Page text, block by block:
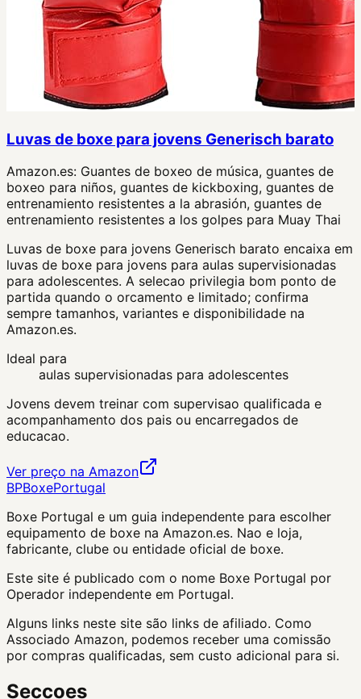
Luvas de boxe para jovens Generisch barato
Amazon.es: Guantes de boxeo de música, guantes de
boxeo para niños, guantes de kickboxing, guantes de
entrenamiento resistentes a la abrasión, guantes de
entrenamiento resistentes a los golpes para Muay Thai
Luvas de boxe para jovens Generisch barato encaixa em
luvas de boxe para jovens para aulas supervisionadas
para adolescentes. A selecao privilegia bom ponto de
partida quando o orcamento e limitado; confirma
sempre tamanhos, variantes e disponibilidade na
Amazon.es.
Ideal para
aulas supervisionadas para adolescentes
Jovens devem treinar com supervisao qualificada e
acompanhamento dos pais ou encarregados de
educacao.
Ver preço na Amazon
BPBoxePortugal
Boxe Portugal e um guia independente para escolher
equipamento de boxe na Amazon.es. Nao e loja,
fabricante, clube ou entidade oficial de boxe.
Este site é publicado com o nome Boxe Portugal por
Operador independente em Portugal.
Alguns links neste site são links de afiliado. Como
Associado Amazon, podemos receber uma comissão
por compras qualificadas, sem custo adicional para si.
Seccoes